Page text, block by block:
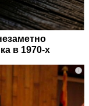
в 1970-х
i